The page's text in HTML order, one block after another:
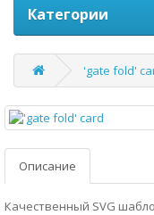
Категории
'gate fold'
Описание
Качественный SVG